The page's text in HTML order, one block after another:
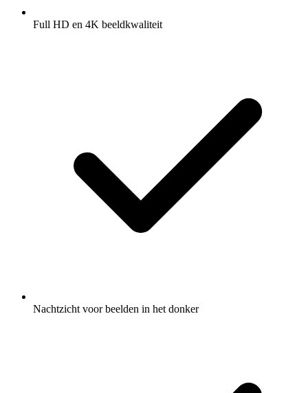
Full HD en 4K beeldkwaliteit
Nachtzicht voor beelden in het donker